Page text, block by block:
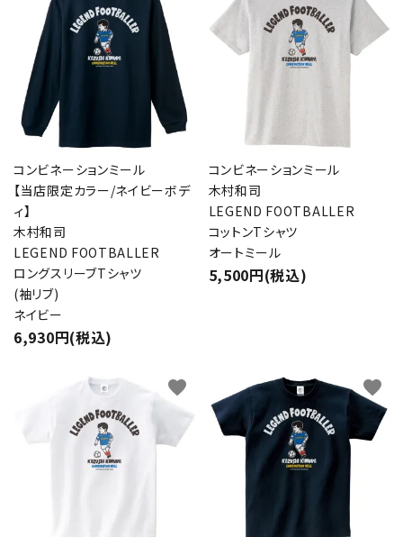
コンビネーションミール
【当店限定カラー/ネイビーボデ
ィ】
木村和司
LEGEND FOOTBALLER
ロングスリーブTシャツ
(袖リブ)
ネイビー
6,930円(税込)
コンビネーションミール
木村和司
LEGEND FOOTBALLER
コットンTシャツ
オートミール
5,500円(税込)
favorite favorite